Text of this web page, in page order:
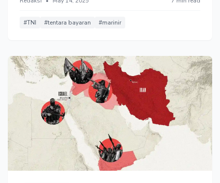
memilih menjadi tentara bayaran meski terancam
#TNI #tentara bayaran #marinir